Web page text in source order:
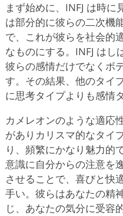
まず始めに、INFJ は時
は部分的に彼らの二次機
で、これが彼らを社会的
なものにする。INFJ はし
彼らの感情だけでなくボ
す。その結果、他のタイ
に思考タイプよりも感情
カメレオンのような適応
がありカリスマ的なタイ
り、頻繁にかなり魅力的
意識に自分からの注意を
させることで、喜びと快
手い。彼らはあなたの精
じ、あなたの気分に受容